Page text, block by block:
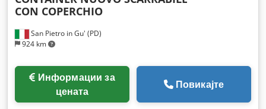
San Pietro in Gu' (PD)
924 km
CON COPERCHIO
цената
Повикајте